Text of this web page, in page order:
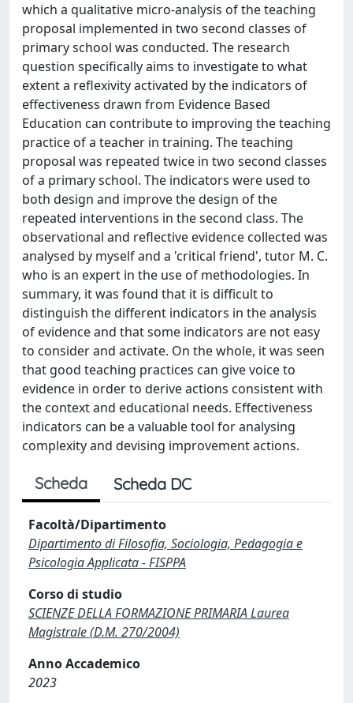
which a qualitative micro-analysis of the teaching
proposal implemented in two second classes of
primary school was conducted. The research
question specifically aims to investigate to what
extent a reflexivity activated by the indicators of
effectiveness drawn from Evidence Based
Education can contribute to improving the teaching
practice of a teacher in training. The teaching
proposal was repeated twice in two second classes
of a primary school. The indicators were used to
both design and improve the design of the
repeated interventions in the second class. The
observational and reflective evidence collected was
analysed by myself and a 'critical friend', tutor M. C.
who is an expert in the use of methodologies. In
summary, it was found that it is difficult to
distinguish the different indicators in the analysis
of evidence and that some indicators are not easy
to consider and activate. On the whole, it was seen
that good teaching practices can give voice to
evidence in order to derive actions consistent with
the context and educational needs. Effectiveness
indicators can be a valuable tool for analysing
complexity and devising improvement actions.
Scheda Scheda DC
Facoltà/Dipartimento
Dipartimento di Filosofia, Sociologia, Pedagogia e
Psicologia Applicata - FISPPA
Corso di studio
SCIENZE DELLA FORMAZIONE PRIMARIA Laurea
Magistrale (D.M. 270/2004)
Anno Accademico
2023